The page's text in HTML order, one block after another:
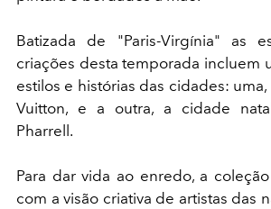
Batizada de "Paris-Virgínia" as
criações desta temporada incluem
estilos e histórias das cidades:
Vuitton, e a outra, a cidade
Pharrell.
Para dar vida ao enredo, a
com a visão criativa de artistas das